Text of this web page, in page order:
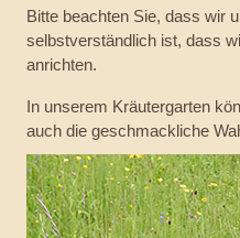
Bitte beachten Sie, dass wir
selbstverständlich ist, dass
anrichten.
In unserem Kräutergarten
auch die geschmackliche